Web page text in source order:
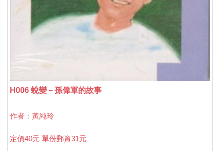
H006 蛻變－孫偉軍的故事
作者：黃純玲
定價40元 單份郵資31元